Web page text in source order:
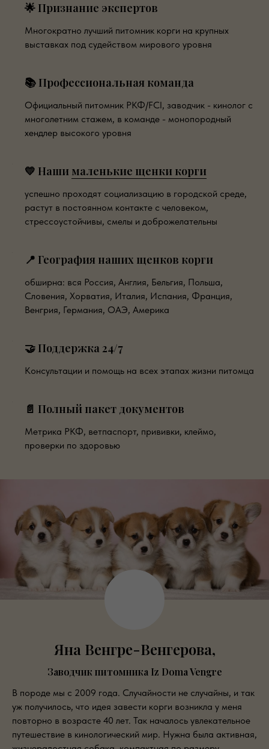
🌟 Признание экспертов
Многократно лучший питомник корги на крупных
выставках под судейством мирового уровня
📚 Профессиональная команда
Официальный питомник РКФ/FCI, заводчик - кинолог с
многолетним стажем, в команде - монопородный
хендлер высокого уровня
💛 Наши маленькие щенки корги
успешно проходят социализацию в городской среде,
растут в постоянном контакте с человеком,
стрессоустойчивы, смелы и доброжелательны
📍 География наших щенков корги
обширна: вся Россия, Англия, Бельгия, Польша,
Словения, Хорватия, Италия, Испания, Франция,
Венгрия, Германия, ОАЭ, Америка
🤝 Поддержка 24/7
Консультации и помощь на всех этапах жизни питомца
📄 Полный пакет документов
Метрика РКФ, ветпаспорт, прививки, клеймо,
проверки по здоровью
Яна Венгре-Венгерова,
Заводчик питомника Iz Doma Vengre
В породе мы с 2009 года. Случайности не случайны, и так
уж получилось, что идея завести корги возникла у меня
повторно в возрасте 40 лет. Так началось увлекательное
путешествие в кинологический мир. Нужна была активная,